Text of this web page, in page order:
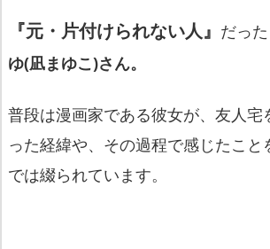
『元・片付けられない人』 だった
ゆ(凪まゆこ)さん。
普段は漫画家である彼女が、友人宅
った経緯や、その過程で感じたこと
では綴られています。